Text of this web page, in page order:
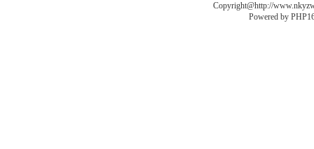
Copyright@http://
Powered by